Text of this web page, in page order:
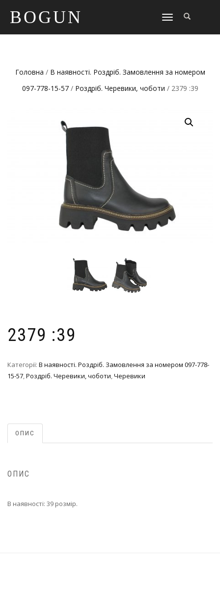
BOGUN
TOGGLE
Головна / В наявності. Роздріб. Замовлення за номером
097-778-15-57/ Роздріб. Черевики, чоботи / 2379 :39
2379 :39
Категорії: В наявності. Роздріб. Замовлення за номером 097-778-
15-57,Роздріб. Черевики, чоботи,Черевики
ОПИС
ОПИС
В наявності: 39 розмір.